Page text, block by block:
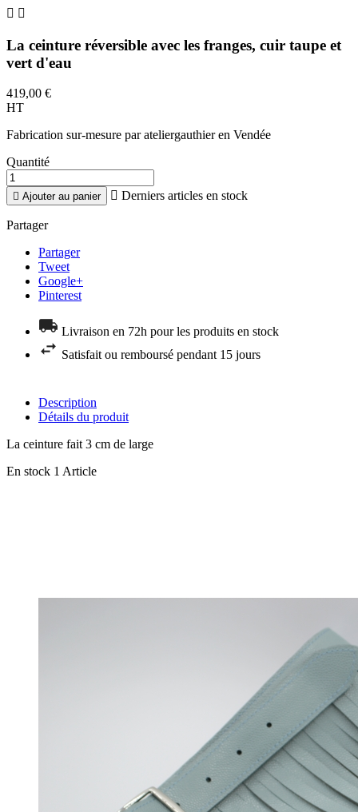
 
La ceinture réversible avec les franges, cuir taupe et
vert d'eau
419,00 €
HT
Fabrication sur-mesure par ateliergauthier en Vendée
Quantité
 Ajouter au panier  Derniers articles en stock
Partager
Partager
Tweet
Google+
Pinterest
Livraison en 72h pour les produits en stock
Satisfait ou remboursé pendant 15 jours
Description
Détails du produit
La ceinture fait 3 cm de large
En stock 1 Article